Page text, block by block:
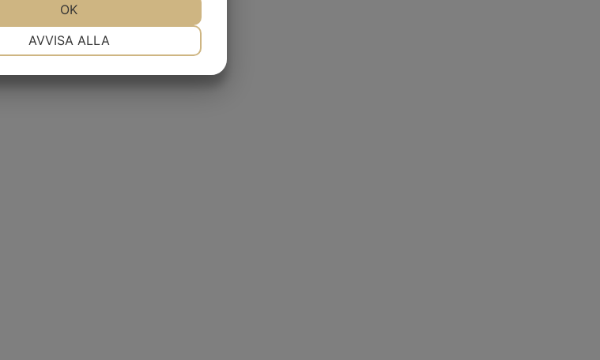
AVVISA ALLA
OK